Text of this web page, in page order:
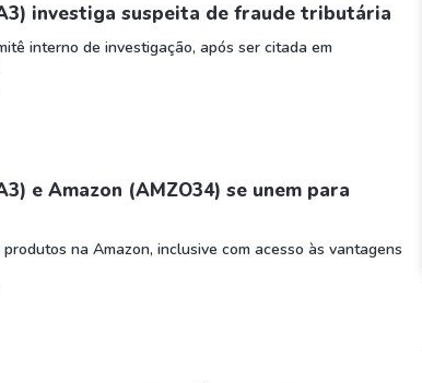
investiga suspeita de fraude tributária
interno de investigação, após ser citada em
e Amazon (AMZO34) se unem para
na Amazon, inclusive com acesso às vantagens